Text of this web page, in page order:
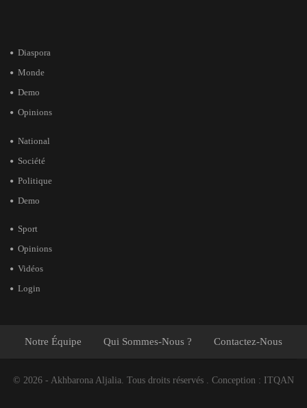
Diaspora
Monde
Demo
Opinions
National
Société
Politique
Demo
Sport
Opinions
Vidéos
Login
Notre Équipe Qui Sommes-Nous ? Contactez-Nous
© 2026 - Akhbarona Aljalia. Tous droits réservés . Conception : ITQAN